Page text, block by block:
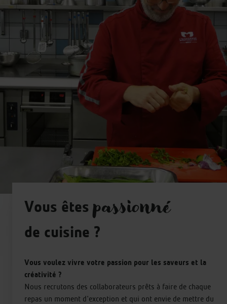
Vous êtespassionné
de cuisine ?
Vous voulez vivre votre passion pour les saveurs et la
créativité ?
Nous recrutons des collaborateurs prêts à faire de chaque
repas un moment d'exception et qui ont envie de mettre du